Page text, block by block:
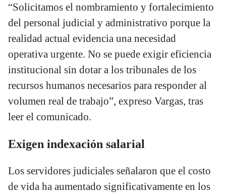
“Solicitamos el nombramiento y fortalecimiento
del personal judicial y administrativo porque la
realidad actual evidencia una necesidad
operativa urgente. No se puede exigir eficiencia
institucional sin dotar a los tribunales de los
recursos humanos necesarios para responder al
volumen real de trabajo”, expreso Vargas, tras
leer el comunicado.
Exigen indexación salarial
Los servidores judiciales señalaron que el costo
de vida ha aumentado significativamente en los